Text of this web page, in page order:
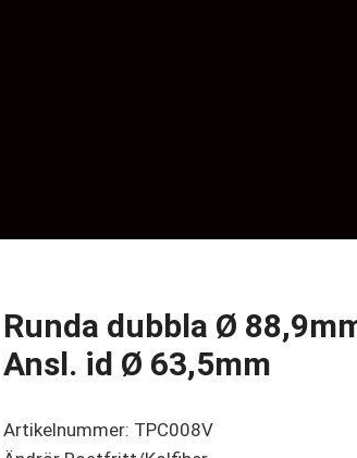
Runda dubbla Ø
Ansl. id Ø 63,5mm
Artikelnummer: TPC008V